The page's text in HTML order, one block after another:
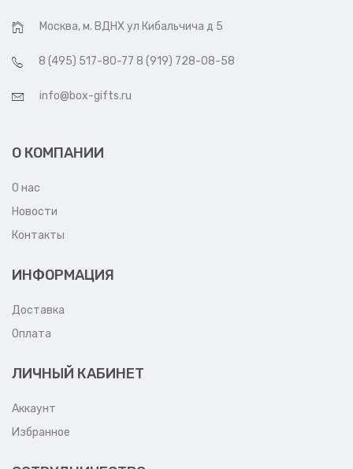
Москва, м. ВДНХ ул Кибальчича д 5
8 (495) 517-80-77 8 (919) 728-08-58
info@box-gifts.ru
О КОМПАНИИ
О нас
Новости
Контакты
ИНФОРМАЦИЯ
Доставка
Оплата
ЛИЧНЫЙ КАБИНЕТ
Аккаунт
Избранное